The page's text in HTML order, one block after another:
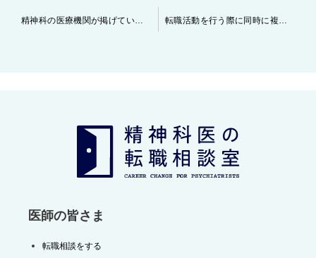
精神科の医療機関が掲げている将来像について探る 転職活動を行う際に同時に複数の紹介会社をご利用される際の注意点について
医師の皆さま
転職相談をする